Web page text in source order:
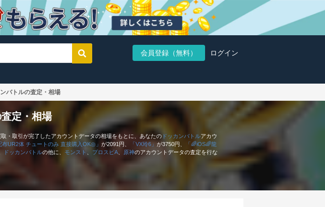
会員登録（無料） ログイン
ンバトルの査定・相場
査定・相場
・取引が完了したアカウントデータの相場をもとに、あなたの ドッカンバトルアカウ
布UR2体 チュートのみ 直接購入OK◎」 が2091円、 「VX玲6」 が3750円、
「🌈iOS🌈龍
ドッカンバトルの他に、 モンスト プロスピA 原神のアカウントデータの査定を行な